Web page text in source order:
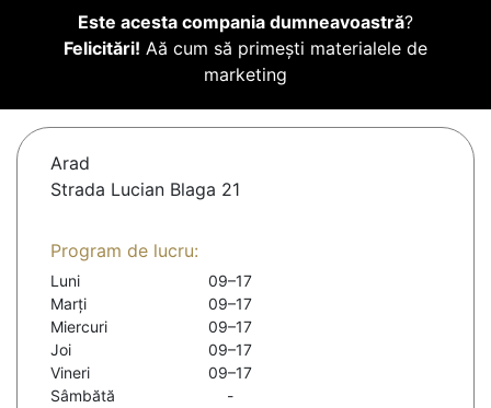
Este acesta compania dumneavoastră?
Felicitări! Aă cum să primești materialele de
marketing
Arad
Strada Lucian Blaga 21
Program de lucru:
Luni
09–17
Marți
09–17
Miercuri
09–17
Joi
09–17
Vineri
09–17
Sâmbătă
-